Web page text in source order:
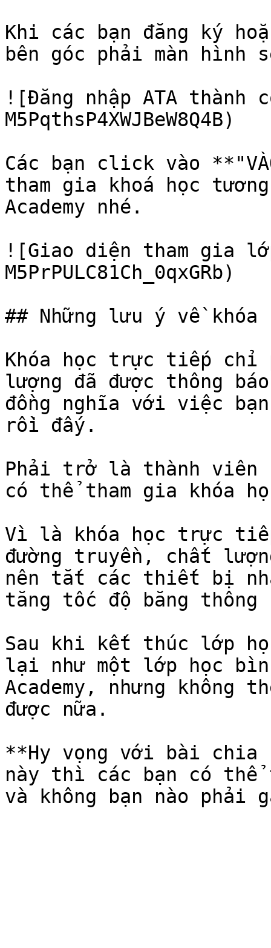
Khi các bạn đăng ký
bên góc phải màn hình
![Đăng nhập ATA
M5PqthsP4XWJBeW8Q4B)
Các bạn click vào
tham gia khoá học tương
Academy nhé.
![Giao diện tham gia
M5PrPULC81Ch_0qxGRb)
## Những lưu ý về
Khóa học trực tiếp
lượng đã được thông
đồng nghĩa với việc
rồi đấy.
Phải trở là thành viên
có thể tham gia khóa
Vì là khóa học trực
đường truyền, chất
nên tắt các thiết bị
tăng tốc độ băng thông
Sau khi kết thúc lớp
lại như một lớp học bình
Academy, nhưng
được nữa.
**Hy vọng với bài chia
này thì các bạn có thể